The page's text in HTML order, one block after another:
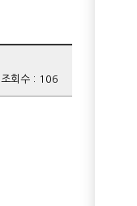
조회수 : 106